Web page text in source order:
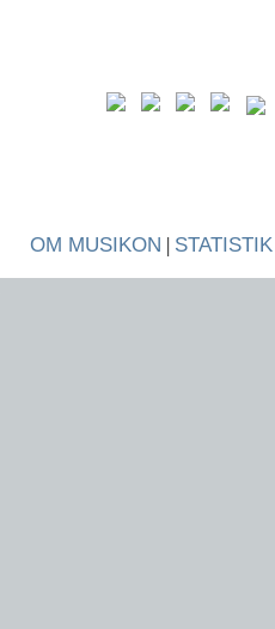
OM MUSIKON | STATISTIK